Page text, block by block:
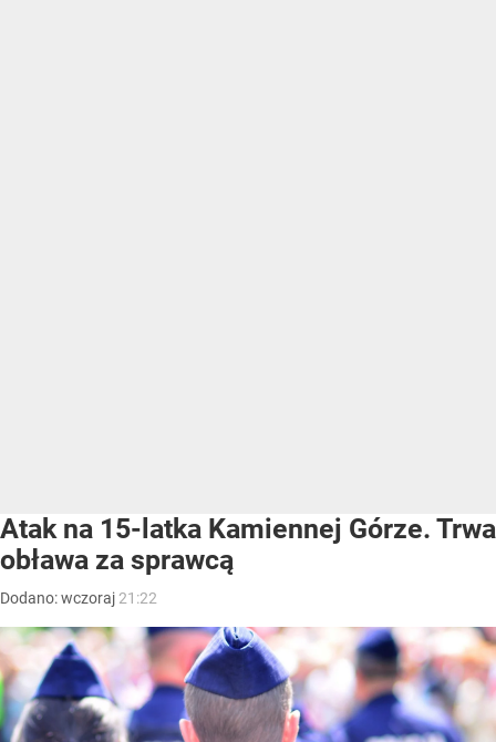
Atak na 15-latka Kamiennej Górze. Trwa
obława za sprawcą
Dodano:wczoraj 21:22